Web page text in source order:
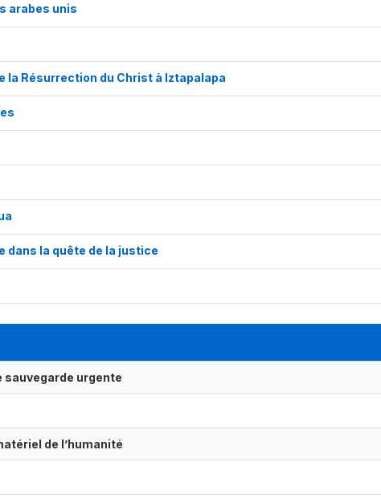
arabes unis
la Résurrection du Christ à Iztapalapa
dans la quête de la justice
urgente
de l’humanité